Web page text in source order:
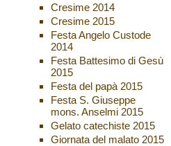
Cresime 2014
Cresime 2015
Festa Angelo Custode
2014
Festa Battesimo di Gesù
2015
Festa del papà 2015
Festa S. Giuseppe
mons. Anselmi 2015
Gelato catechiste 2015
Giornata del malato 2015